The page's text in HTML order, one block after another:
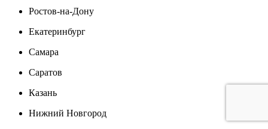
Ростов-на-Дону
Екатеринбург
Самара
Саратов
Казань
Нижний Новгород